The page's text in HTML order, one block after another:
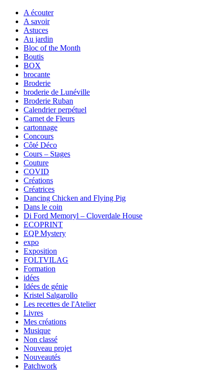
A écouter
A savoir
Astuces
Au jardin
Bloc of the Month
Boutis
BOX
brocante
Broderie
broderie de Lunéville
Broderie Ruban
Calendrier perpétuel
Carnet de Fleurs
cartonnage
Concours
Côté Déco
Cours – Stages
Couture
COVID
Créations
Créatrices
Dancing Chicken and Flying Pig
Dans le coin
Di Ford Memoryl – Cloverdale House
ECOPRINT
EQP Mystery
expo
Exposition
FOLTVILAG
Formation
idées
Idées de génie
Kristel Salgarollo
Les recettes de l'Atelier
Livres
Mes créations
Musique
Non classé
Nouveau projet
Nouveautés
Patchwork